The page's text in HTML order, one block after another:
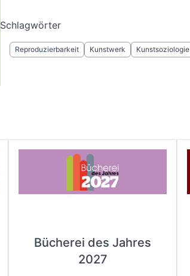
Schlagwörter
Reproduzierbarkeit Kunstwerk Kunstsoziologie
Bücherei des Jahres
2027